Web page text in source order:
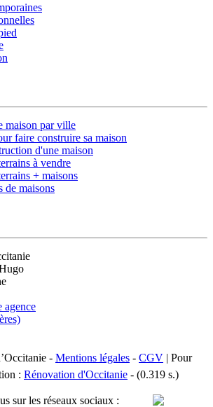
maison par ville
faire construire sa maison
d'une maison
à vendre
+ maisons
de maisons
agence
- Mentions légales - CGV | Pour
: Rénovation d'Occitanie - (0.319 s.)
sur les réseaux sociaux :